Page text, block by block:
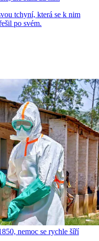
tchyní, která se k nim
po svém.
nemoc se rychle šíří